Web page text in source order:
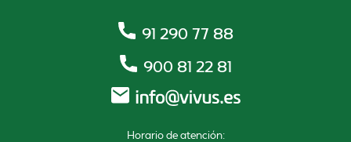
91 290 77 88
900 81 22 81
Horario de atención: